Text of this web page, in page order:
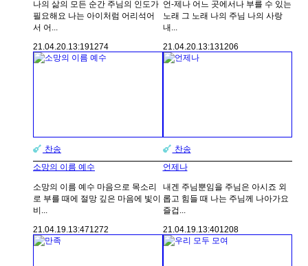
나의 삶의 모든 순간 주님의 인도가
필요해요 나는 아이처럼 어리석어
서 어...
21.04.20. 13:191274
언-제나 어느 곳에서나 부를 수 있는
노래 그 노래 나의 주님 나의 사랑
내...
21.04.20. 13:131206
찬송
소망의 이름 예수
소망의 이름 예수 마음으로 목소리
로 부를 때에 절망 깊은 마음에 빛이
비...
21.04.19.13:471272
찬송
언제나
내겐 주님뿐임을 주님은 아시죠 외
롭고 힘들 때 나는 주님께 나아가요
즐겁...
21.04.19.13:401208